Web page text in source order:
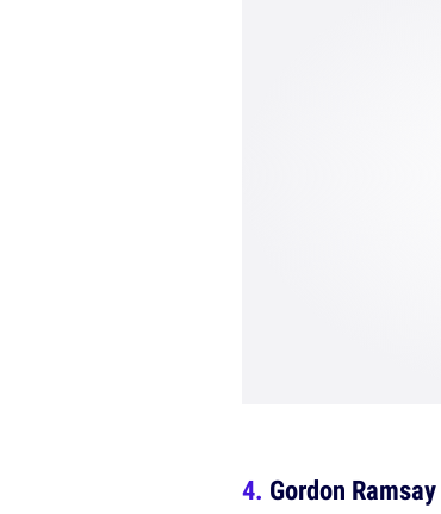
Gordon Ramsay